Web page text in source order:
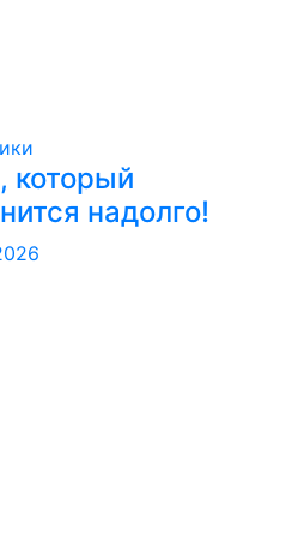
который
надолго!